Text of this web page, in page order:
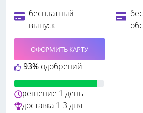
бесплатный
выпуск
93% одобрений
ОФОРМИТЬ КАРТУ
решение 1 день
доставка 1-3 дня